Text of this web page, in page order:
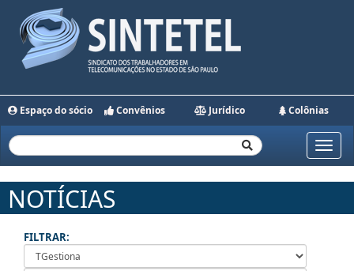
Espaço do sócio Convênios Jurídico Colônias
Toggle
NOTÍCIAS
FILTRAR: